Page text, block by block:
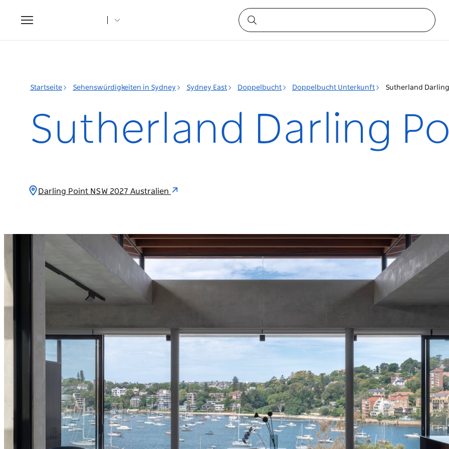
Toggle
navigation
Startseite Sehenswürdigkeiten in Sydney Sydney East Doppelbucht Doppelbucht Unterkunft Sutherland
Sutherland Darling
Darling Point NSW 2027 Australien